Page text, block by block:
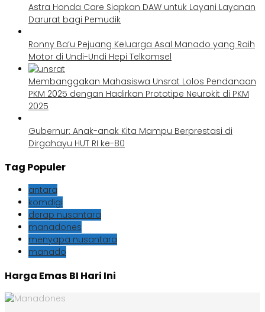
Astra Honda Care Siapkan DAW untuk Layani Layanan
Darurat bagi Pemudik
Ronny Ba’u Pejuang Keluarga Asal Manado yang Raih
Motor di Undi-Undi Hepi Telkomsel
Membanggakan Mahasiswa Unsrat Lolos Pendanaan
PKM 2025 dengan Hadirkan Prototipe Neurokit di PKM
2025
Gubernur: Anak-anak Kita Mampu Berprestasi di
Dirgahayu HUT RI ke-80
Tag Populer
antara
komdigi
derap nusantara
manadones
menyapa nusantara
manado
Harga Emas BI Hari Ini